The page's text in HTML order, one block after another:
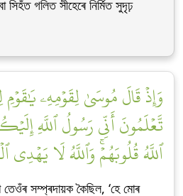
সিহঁত গলিত সীহেৰে নিৰ্মিত সুদৃঢ়
وَإِذۡ قَالَ مُوسَىٰ لِقَوۡمِهِۦ يَٰقَوۡمِ
تَّعۡلَمُونَ أَنِّي رَسُولُ ٱللَّهِ
ٱللَّهُ قُلُوبَهُمۡۚ وَٱللَّهُ لَا يَهۡدِي
সম্প্ৰদায়ক কৈছিল, ‘হে মোৰ